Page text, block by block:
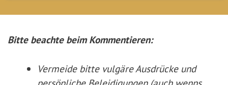
Bitte beachte beim Kommentieren:
Vermeide bitte vulgäre Ausdrücke und